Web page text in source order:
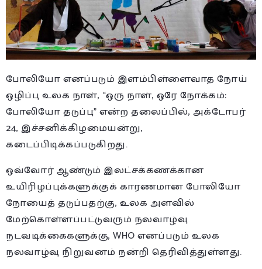
போலியோ எனப்படும் இளம்பிள்ளைவாத நோய்
ஒழிப்பு உலக நாள், “ஒரு நாள், ஒரே நோக்கம்:
போலியோ தடுப்பு” என்ற தலைப்பில், அக்டோபர்
24, இச்சனிக்கிழமையன்று,
கடைப்பிடிக்கப்படுகிறது.
ஒவ்வோர் ஆண்டும் இலட்சக்கணக்கான
உயிரிழப்புக்களுக்குக் காரணமான போலியோ
நோயைத் தடுப்பதற்கு, உலக அளவில்
மேற்கொள்ளப்பட்டுவரும் நலவாழ்வு
நடவடிக்கைகளுக்கு, WHO எனப்படும் உலக
நலவாழ்வு நிறுவனம் நன்றி தெரிவித்துள்ளது.